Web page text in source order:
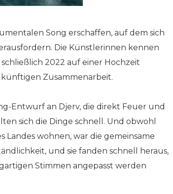
Song erschaffen, auf dem sich
Die Künstlerinnen kennen
2022 auf einer Hochzeit
Zusammenarbeit.
Entwurf an Djerv, die direkt Feuer und
sich die Dinge schnell. Und obwohl
wohnen, war die gemeinsame
und sie fanden schnell heraus,
Stimmen angepasst werden